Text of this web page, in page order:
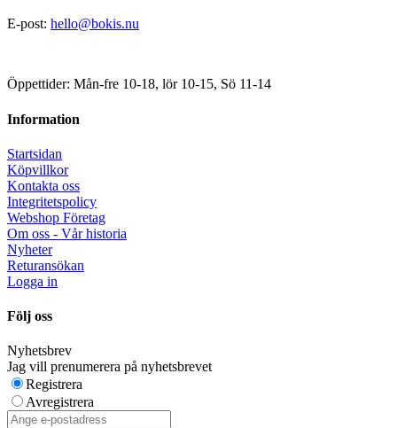
E-post: hello@bokis.nu
Öppettider: Mån-fre 10-18, lör 10-15, Sö 11-14
Information
Startsidan
Köpvillkor
Kontakta oss
Integritetspolicy
Webshop Företag
Om oss - Vår historia
Nyheter
Returansökan
Logga in
Följ oss
Nyhetsbrev
Jag vill prenumerera på nyhetsbrevet
Registrera
Avregistrera